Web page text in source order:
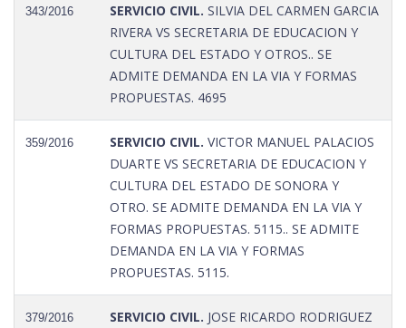
343/2016 SERVICIO CIVIL. SILVIA DEL CARMEN GARCIA
RIVERA VS SECRETARIA DE EDUCACION Y
CULTURA DEL ESTADO Y OTROS.. SE
ADMITE DEMANDA EN LA VIA Y FORMAS
PROPUESTAS. 4695
359/2016 SERVICIO CIVIL. VICTOR MANUEL PALACIOS
DUARTE VS SECRETARIA DE EDUCACION Y
CULTURA DEL ESTADO DE SONORA Y
OTRO. SE ADMITE DEMANDA EN LA VIA Y
FORMAS PROPUESTAS. 5115.. SE ADMITE
DEMANDA EN LA VIA Y FORMAS
PROPUESTAS. 5115.
379/2016 SERVICIO CIVIL. JOSE RICARDO RODRIGUEZ